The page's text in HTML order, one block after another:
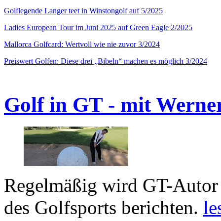
Golflegende Langer teet in Winstongolf auf 5/2025
Ladies European Tour im Juni 2025 auf Green Eagle 2/2025
Mallorca Golfcard: Wertvoll wie nie zuvor 3/2024
Preiswert Golfen: Diese drei „Bibeln“ machen es möglich 3/2024
Golf in GT - mit
Regelmäßig wird GT-
des Golfsports berichten.